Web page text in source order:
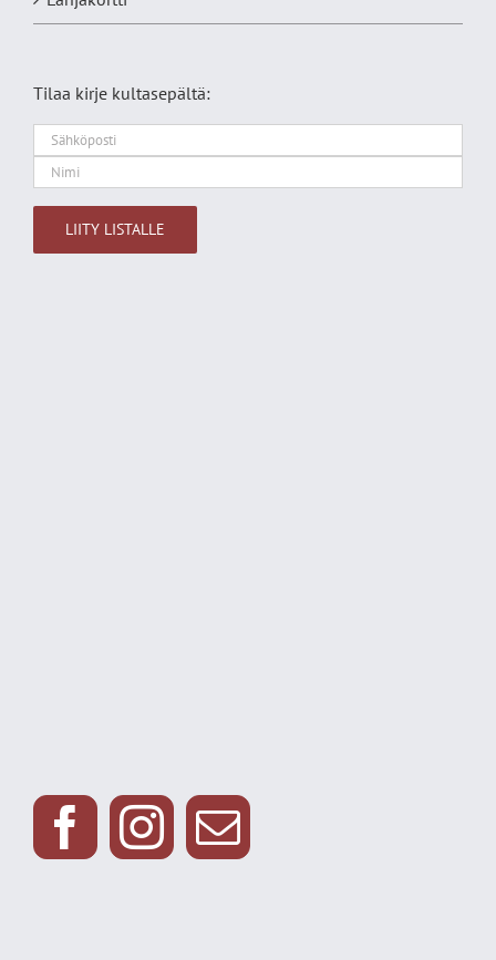
Tilaa kirje kultasepältä: